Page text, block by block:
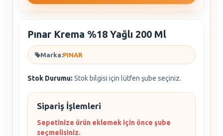
Pınar Krema %18 Yağlı 200 Ml
Marka:PINAR
Stok Durumu: Stok bilgisi için lütfen şube seçiniz.
Sipariş İşlemleri
Sepetinize ürün eklemek için önce şube
seçmelisiniz.